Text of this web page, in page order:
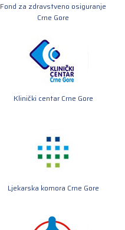
Fond za zdravstveno osiguranje
Crne Gore
Klinički centar Crne Gore
Ljekarska komora Crne Gore